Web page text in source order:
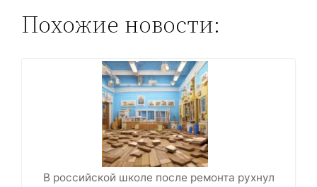
Похожие новости:
В российской школе после ремонта рухнул